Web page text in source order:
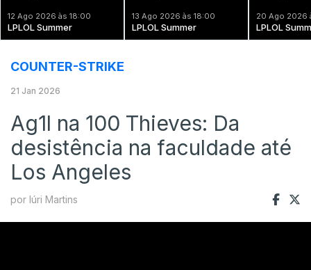
12 Ago 2026 às 18:00
LPLOL Summer
13 Ago 2026 às 18:00
LPLOL Summer
20 Ago 2026
LPLOL
COUNTER-STRIKE
21 Jan 2026
Ag1l na 100 Thieves: Da
desistência na faculdade até
Los Angeles
por Iúri Martins